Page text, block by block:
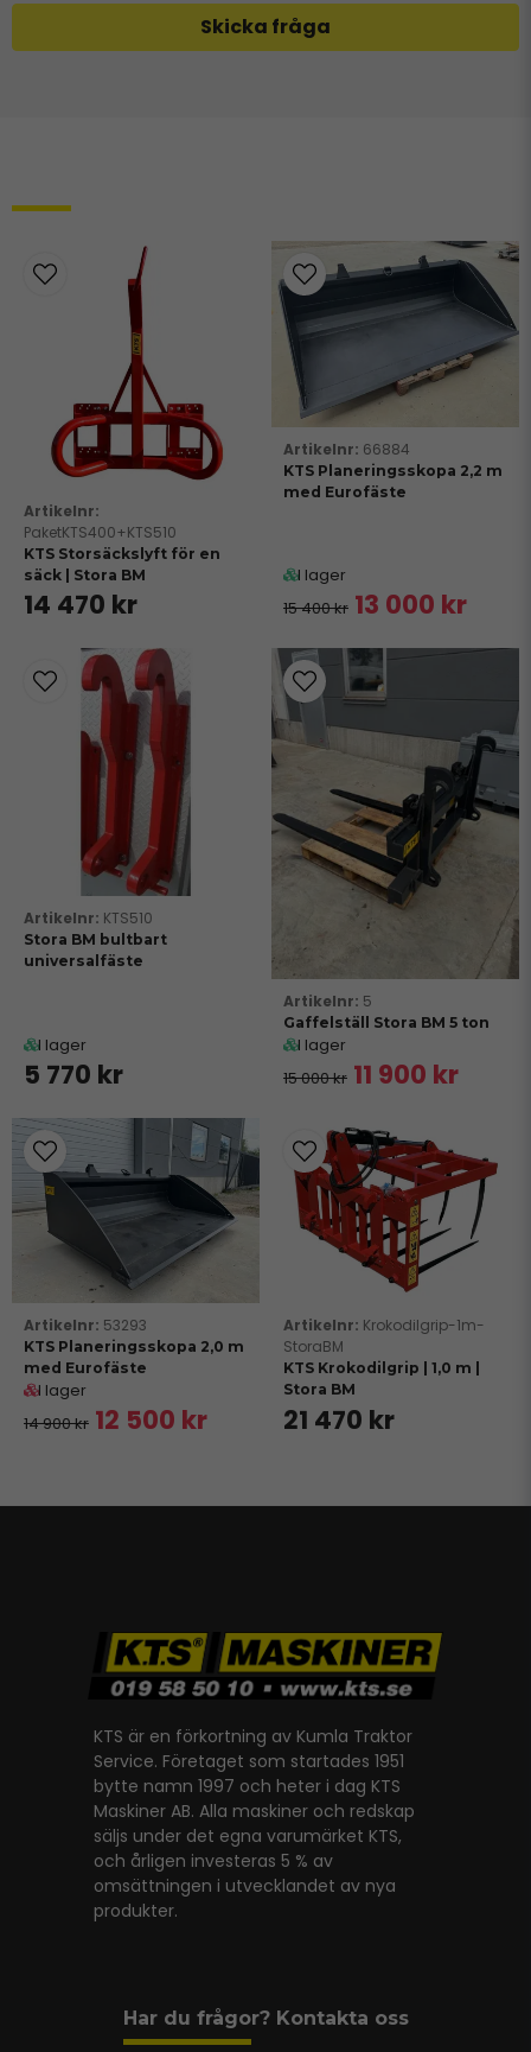
Skicka fråga
PaketKTS400+KTS510
KTS Storsäckslyft för en
säck | Stora BM
14 470 kr
66884
KTS Planeringsskopa 2,2 m
med Eurofäste
I lager
15 400 kr 13 000 kr
KTS510
Stora BM bultbart
universalfäste
I lager
5 770 kr
5
Gaffelställ Stora BM 5 ton
I lager
15 000 kr 11 900 kr
53293
KTS Planeringsskopa 2,0 m
med Eurofäste
I lager
14 900 kr 12 500 kr
Krokodilgrip-1m-
StoraBM
KTS Krokodilgrip | 1,0 m |
Stora BM
21 470 kr
KTS är en förkortning av Kumla Traktor
Service. Företaget som startades 1951
bytte namn 1997 och heter i dag KTS
Maskiner AB. Alla maskiner och redskap
säljs under det egna varumärket KTS,
och årligen investeras 5 % av
omsättningen i utvecklandet av nya
produkter.
Har du frågor? Kontakta oss